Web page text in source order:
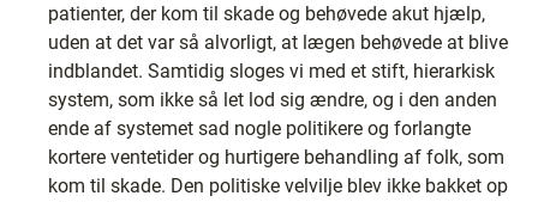
patienter, der kom til skade og behøvede akut hjælp,
uden at det var så alvorligt, at lægen behøvede at blive
indblandet. Samtidig sloges vi med et stift, hierarkisk
system, som ikke så let lod sig ændre, og i den anden
ende af systemet sad nogle politikere og forlangte
kortere ventetider og hurtigere behandling af folk, som
kom til skade. Den politiske velvilje blev ikke bakket op